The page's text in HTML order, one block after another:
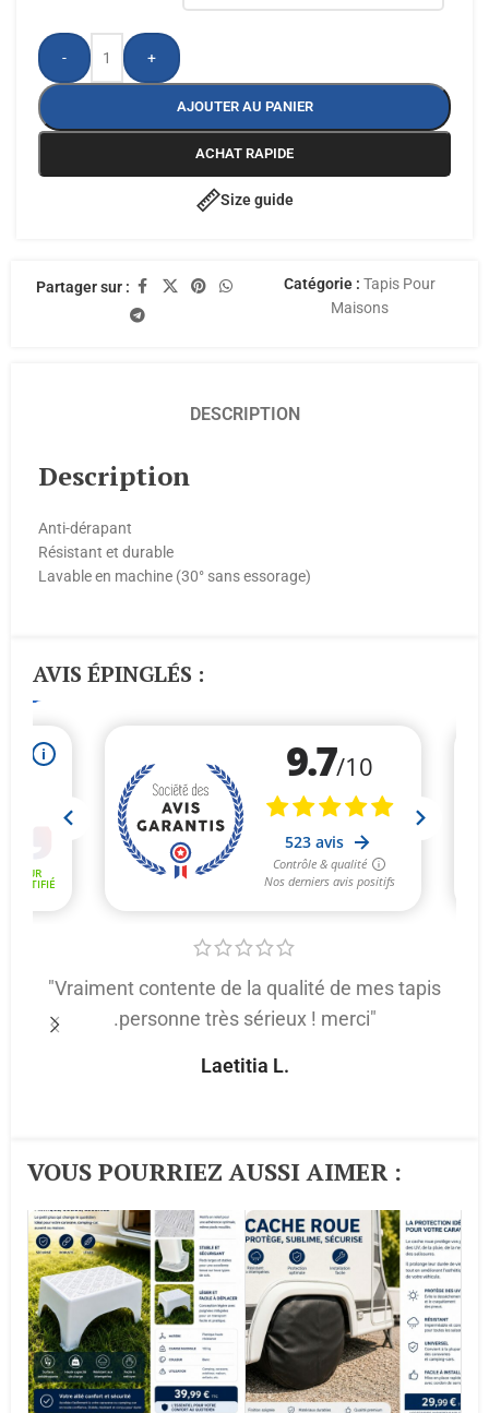
- +
AJOUTER AU PANIER
ACHAT RAPIDE
Size guide
Partager sur : Catégorie : Tapis Pour
Maisons
DESCRIPTION
Description
Anti-dérapant
Résistant et durable
Lavable en machine (30° sans essorage)
AVIS ÉPINGLÉS :
"Vraiment contente de la qualité de mes tapis
.personne très sérieux ! merci"
Laetitia L.
VOUS POURRIEZ AUSSI AIMER :​